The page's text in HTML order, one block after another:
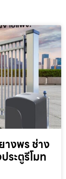
างพร ช่าง
ระตูรีโมท